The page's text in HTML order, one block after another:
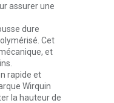
assurer une
dure
Cet
et
rapide et
Wirquin
la hauteur de